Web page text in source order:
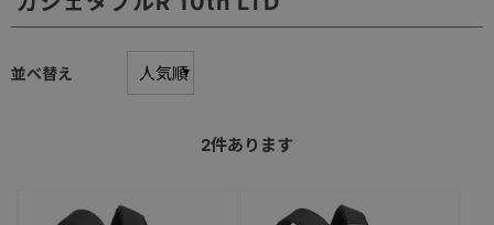
並べ替え
2件あります